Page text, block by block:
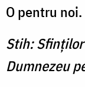
O pentru noi.
Stih:
Dumnezeu